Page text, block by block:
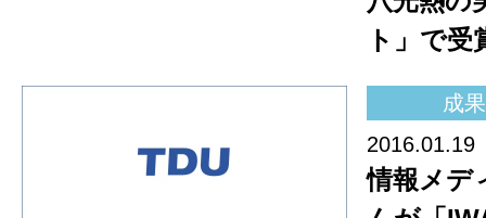
ト」で受
成果
2016.01.19
情報メデ